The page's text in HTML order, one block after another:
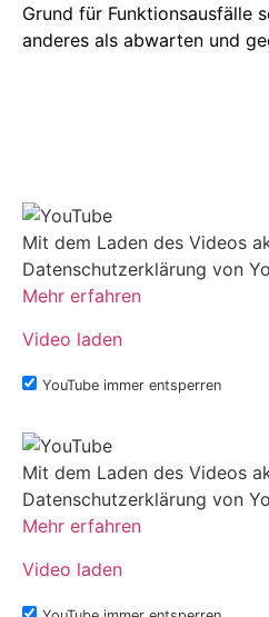
Grund für Funktionsausfälle
anderes als abwarten und
Mit dem Laden des Videos
Datenschutzerklärung von
Mehr erfahren
Video laden
YouTube immer entsperren
Mit dem Laden des Videos
Datenschutzerklärung von
Mehr erfahren
Video laden